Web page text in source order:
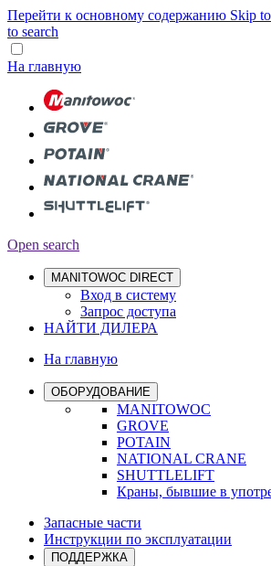
Перейти к основному содержанию Skip
to search
На главную
Open search
MANITOWOC DIRECT
Вход в систему
Запрос доступа
НАЙТИ ДИЛЕРА
На главную
ОБОРУДОВАНИЕ
MANITOWOC
GROVE
POTAIN
NATIONAL CRANE
SHUTTLELIFT
Краны, бывшие в
Запасные части
Инструкции по эксплуатации
ПОДДЕРЖКА